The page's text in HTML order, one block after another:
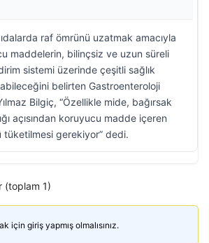
raf ömrünü uzatmak amacıyla
maddelerin, bilinçsiz ve uzun süreli
sistemi üzerinde çeşitli sağlık
belirten Gastroenteroloji
Bilgiç, “Özellikle mide, bağırsak
açısından koruyucu madde içeren
tüketilmesi gerekiyor” dedi.
(toplam 1)
için giriş yapmış olmalısınız.